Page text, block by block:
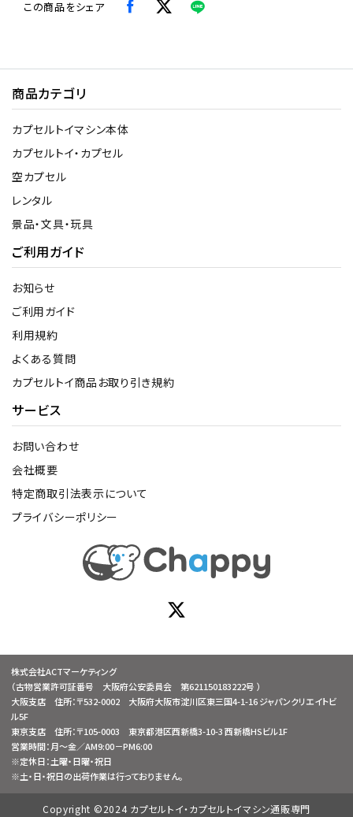
この商品をシェア
商品カテゴリ
カプセルトイマシン本体
カプセルトイ・カプセル
空カプセル
レンタル
景品・文具・玩具
ご利用ガイド
お知らせ
ご利用ガイド
利用規約
よくある質問
カプセルトイ商品お取り引き規約
サービス
お問い合わせ
会社概要
特定商取引法表示について
プライバシーポリシー
株式会社ACTマーケティング
（古物営業許可証番号 大阪府公安委員会 第621150183222号 ）
大阪支店 住所：〒532-0002 大阪府大阪市淀川区東三国4-1-16 ジャパンクリエイトビ
ル5F
東京支店 住所：〒105-0003 東京都港区西新橋3-10-3 西新橋HSビル1F
営業時間：月～金／AM9:00－PM6:00
※定休日：土曜・日曜・祝日
※土・日・祝日の出荷作業は行っておりません。
Copyright ©2024 カプセルトイ・カプセルトイマシン通販専門